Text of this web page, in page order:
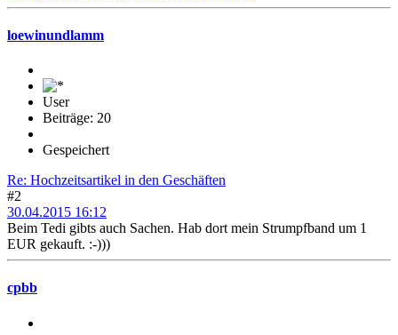
loewinundlamm
User
Beiträge: 20
Gespeichert
Re: Hochzeitsartikel in den Geschäften
#2
30.04.2015 16:12
Beim Tedi gibts auch Sachen. Hab dort mein Strumpfband um 1
EUR gekauft. :-)))
cpbb